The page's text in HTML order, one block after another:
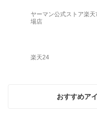
ヤーマン公式ストア楽天
場店
楽天24
おすすめア